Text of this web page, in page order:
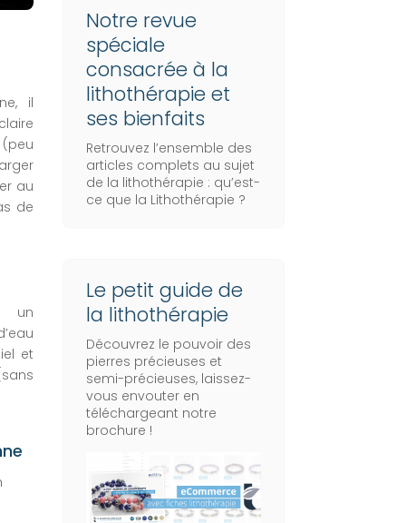
il
au
de
un
et
Notre revue
spéciale
consacrée à la
lithothérapie et
ses bienfaits
Retrouvez l’ensemble des
articles complets au sujet
de la lithothérapie : qu’est-
ce que la Lithothérapie ?
Le petit guide de
la lithothérapie
Découvrez le pouvoir des
pierres précieuses et
semi-précieuses, laissez-
vous envouter en
téléchargeant notre
brochure !